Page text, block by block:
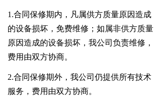
1.合同保修期内，凡属供方质量原因造成
的设备损坏，免费维修；如属非供方质量
原因造成的设备损坏，我公司负责维修，
费用由双方协商。
2.合同保修期外，我公司仍提供所有技术
服务，费用由双方协商。